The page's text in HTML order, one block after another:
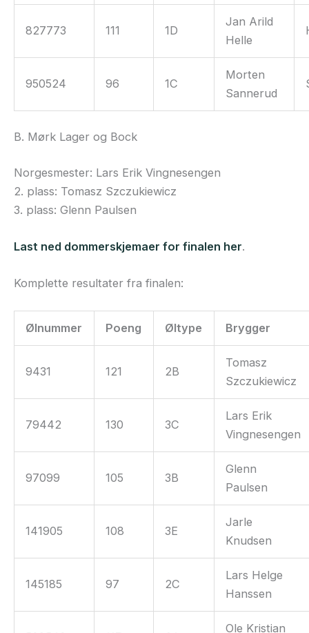
827773 111 1D
Jan Arild
Helle
950524 96 1C
Morten
Sannerud
B. Mørk Lager og Bock
Norgesmester: Lars Erik Vingnesengen
2. plass: Tomasz Szczukiewicz
3. plass: Glenn Paulsen
Last ned dommerskjemaer for finalen her.
Komplette resultater fra finalen:
Ølnummer Poeng Øltype Brygger
9431 121 2B
Tomasz
Szczukiewicz
79442 130 3C
Lars Erik
Vingnesengen
97099 105 3B
Glenn
Paulsen
141905 108 3E
Jarle
Knudsen
145185 97 2C
Lars Helge
Hanssen
Ole Kristian